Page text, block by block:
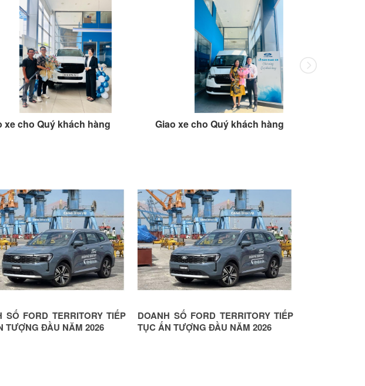
xe cho Quý khách hàng Giao xe cho Quý khách hàng
SỐ FORD TERRITORY TIẾP
TƯỢNG ĐẦU NĂM 2026
DOANH SỐ FORD TERRITORY TIẾP
TỤC ẤN TƯỢNG ĐẦU NĂM 2026